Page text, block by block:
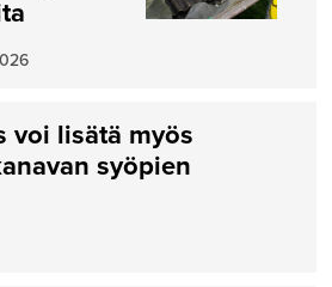
voi lisätä myös
syöpien